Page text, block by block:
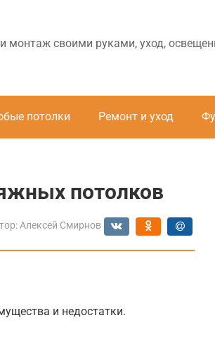
монтаж своими руками, уход,
потолки Ремонт и уход
потолков
Алексей Смирнов
и недостатки.